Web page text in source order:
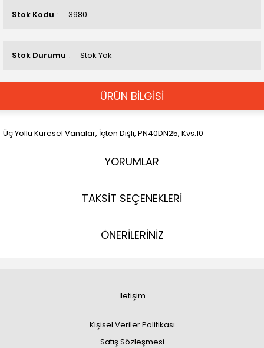
Stok Kodu 3980
Stok Durumu Stok Yok
ÜRÜN BİLGİSİ
Üç Yollu Küresel Vanalar, İçten Dişli, PN40DN25, Kvs:10
YORUMLAR
TAKSİT SEÇENEKLERİ
ÖNERİLERİNİZ
İletişim
Kişisel Veriler Politikası
Satış Sözleşmesi